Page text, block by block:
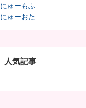
にゅーもふ
にゅーおた
人気記事